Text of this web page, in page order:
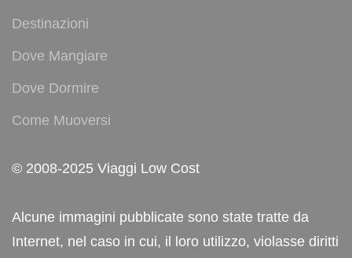
Destinazioni
Dove Mangiare
Dove Dormire
Come Muoversi
© 2008-2025 Viaggi Low Cost
Alcune immagini pubblicate sono state tratte da
Internet, nel caso in cui, il loro utilizzo, violasse diritti